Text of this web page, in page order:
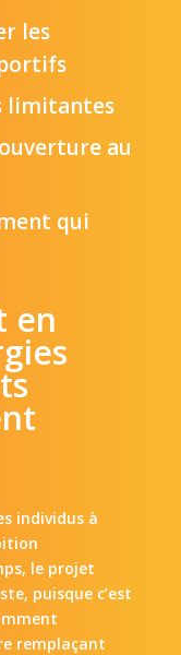
les
limitantes
au
qui
en
individus à
le projet
puisque c’est
remplaçant